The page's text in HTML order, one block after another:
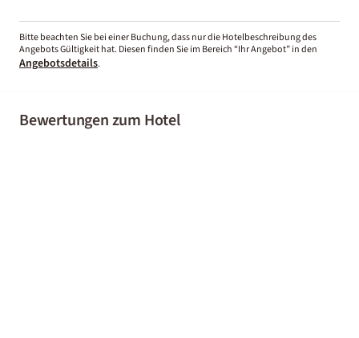
Bitte beachten Sie bei einer Buchung, dass nur die Hotelbeschreibung des
Angebots Gültigkeit hat. Diesen finden Sie im Bereich “Ihr Angebot” in den
Angebotsdetails.
Bewertungen zum Hotel